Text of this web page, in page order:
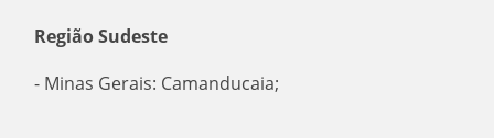
Região Sudeste
- Minas Gerais: Camanducaia;